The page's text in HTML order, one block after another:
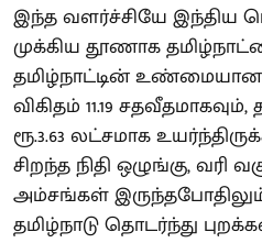
இந்த வளர்ச்சியே இந்திய
முக்கிய தூணாக
தமிழ்நாட்டின் உண்மையான
விகிதம் 11.19
ரூ.3.63 லட்சமாக
சிறந்த நிதி ஒழுங்கு, வரி
அம்சங்கள் இருந்தபோதிலும்,
தமிழ்நாடு தொடர்ந்து